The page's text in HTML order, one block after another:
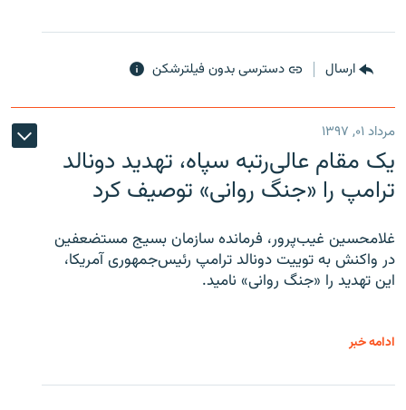
ارسال دسترسی بدون فیلترشکن
مرداد ۰۱, ۱۳۹۷
یک مقام عالی‌رتبه سپاه، تهدید دونالد
ترامپ را «جنگ روانی» توصیف کرد
غلامحسین غیب‌پرور، فرمانده سازمان بسیج مستضعفین
در واکنش به توییت دونالد ترامپ رئیس‌جمهوری آمریکا،
این تهدید را «جنگ روانی» نامید.
ادامه خبر